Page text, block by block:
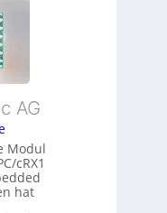
AG
Modul
cRX1
hat